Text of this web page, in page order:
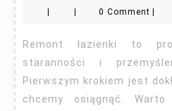
0 Comment
Remont łazienki to proces, który wymaga
staranności i
Pierwszym krokiem jest
chcemy osiągnąć.